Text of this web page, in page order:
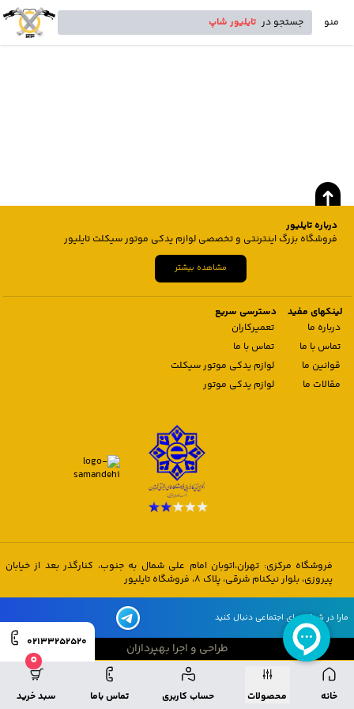
منو جستجو در تایلیور شاپ
خانه محصولات حساب کاربری تماس باما
0
سبد خرید
02133252520
درباره تایلیور
فروشگاه بزرگ اینترنتی و تخصصی لوازم یدکی موتور سیکلت تایلیور
مشاهده بیشتر
لینکهای مفید
درباره ما
تماس با ما
قوانین ما
مقالات ما
دسترسی سریع
تعمیرکاران
تماس با ما
لوازم یدکی موتور سیکلت
لوازم یدکی موتور
فروشگاه مرکزی: تهران،اتوبان امام علی شمال به جنوب، کنارگذر بعد از خیابان
پیروزی، بلوار نیکنام شرقی، پلاک 8، فروشگاه تایلیور
مارا در شبکه های اجتماعی دنبال کنید
طراحی و اجرا بهپردازان
طراحی و اجرا بهپردازان